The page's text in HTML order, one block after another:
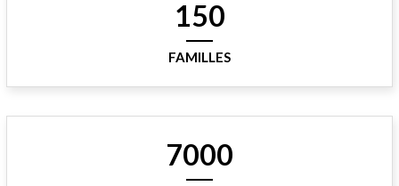
150
FAMILLES
7000